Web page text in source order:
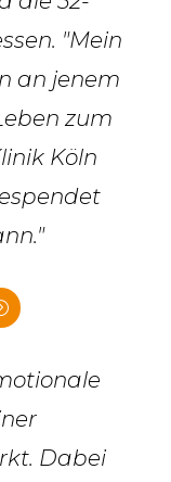
"Mein
an jenem
zum
Köln
Dabei